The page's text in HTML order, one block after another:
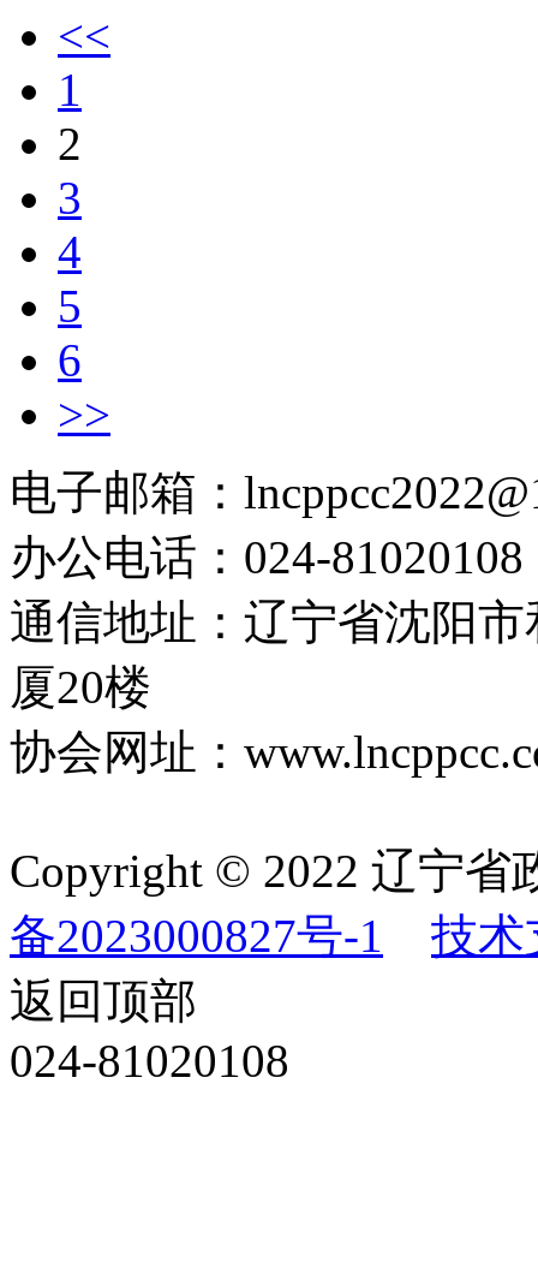
<<
1
2
3
4
5
6
>>
电子邮箱：
办公电话：024-81020108
通信地址：辽宁省沈阳
厦20楼
协会网址：
Copyright © 2022 辽宁
备2023000827号-1
技术
返回顶部
024-81020108